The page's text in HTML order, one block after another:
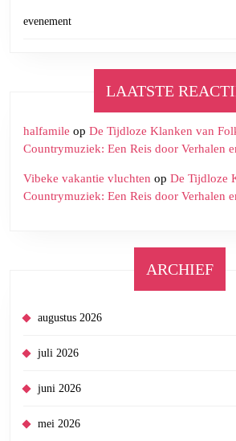
evenement
LAATSTE
halfamile op De Tijdloze Klanken van
Countrymuziek: Een Reis door Verhalen
Vibeke vakantie vluchten op De Tijdloze
Countrymuziek: Een Reis door Verhalen
ARCHIEF
augustus 2026
juli 2026
juni 2026
mei 2026